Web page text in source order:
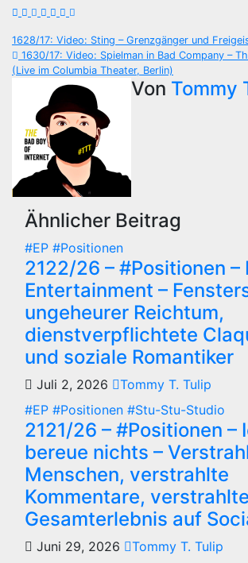
Beitragsnavigation
1628/17: Video: Sting – Grenzgänger und
1630/17: Video: Spielman in Bad Company –
(Live im Columbia Theater, Berlin)
Von Tommy
Ähnlicher Beitrag
#EP #Positionen
2122/26 – #Positionen –
Entertainment –
ungeheurer Reichtum,
dienstverpflichtete
und soziale Romantiker
Juli 2, 2026
Tommy T. Tulip
#EP #Positionen #Stu-Stu-Studio
2121/26 – #Positionen –
bereue nichts –
Menschen, verstrahlte
Kommentare,
Gesamterlebnis auf
Juni 29, 2026
Tommy T. Tulip